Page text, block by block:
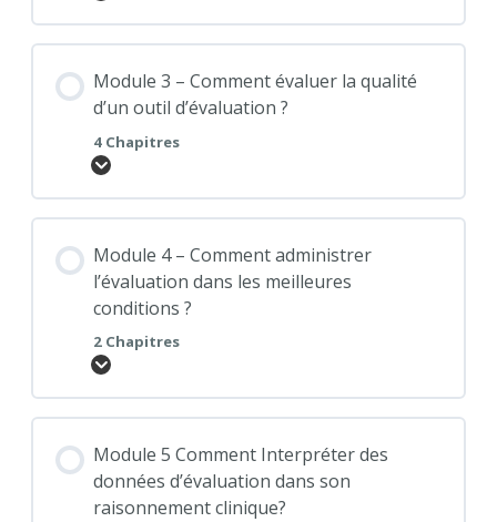
Module 3 – Comment évaluer la qualité
d’un outil d’évaluation ?
4 Chapitres
Module 4 – Comment administrer
l’évaluation dans les meilleures
conditions ?
2 Chapitres
Module 5 Comment Interpréter des
données d’évaluation dans son
raisonnement clinique?